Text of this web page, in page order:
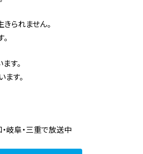
られません。
す。
す。
岐阜・三重で放送中